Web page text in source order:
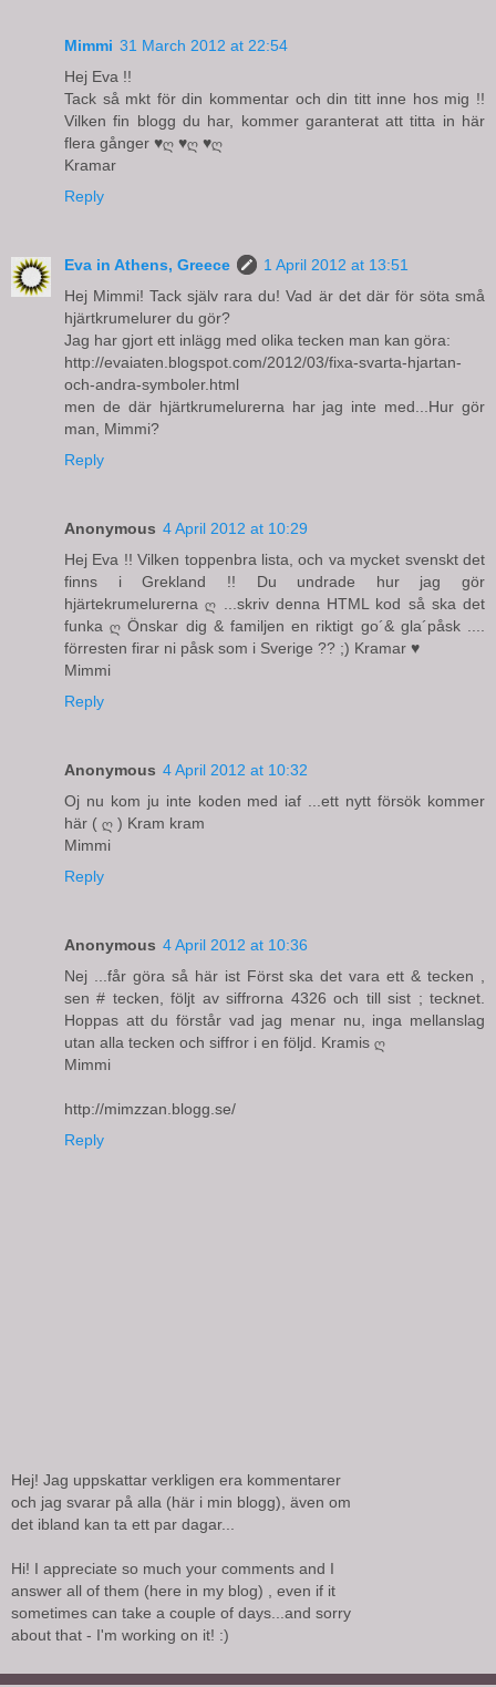
Mimmi 31 March 2012 at 22:54
Hej Eva !!
Tack så mkt för din kommentar och din titt inne hos mig !!
Vilken fin blogg du har, kommer garanterat att titta in här
flera gånger ♥ღ ♥ღ ♥ღ
Kramar
Reply
Eva in Athens, Greece
1 April 2012 at 13:51
Hej Mimmi! Tack själv rara du! Vad är det där för söta små
hjärtkrumelurer du gör?
Jag har gjort ett inlägg med olika tecken man kan göra:
http://evaiaten.blogspot.com/2012/03/fixa-svarta-hjartan-
och-andra-symboler.html
men de där hjärtkrumelurerna har jag inte med...Hur gör
man, Mimmi?
Reply
Anonymous 4 April 2012 at 10:29
Hej Eva !! Vilken toppenbra lista, och va mycket svenskt det
finns i Grekland !! Du undrade hur jag gör
hjärtekrumelurerna ღ ...skriv denna HTML kod så ska det
funka ღ Önskar dig & familjen en riktigt go´& gla´påsk ....
förresten firar ni påsk som i Sverige ?? ;) Kramar ♥
Mimmi
Reply
Anonymous 4 April 2012 at 10:32
Oj nu kom ju inte koden med iaf ...ett nytt försök kommer
här ( ღ ) Kram kram
Mimmi
Reply
Anonymous 4 April 2012 at 10:36
Nej ...får göra så här ist Först ska det vara ett & tecken ,
sen # tecken, följt av siffrorna 4326 och till sist ; tecknet.
Hoppas att du förstår vad jag menar nu, inga mellanslag
utan alla tecken och siffror i en följd. Kramis ღ
Mimmi
http://mimzzan.blogg.se/
Reply
Hej! Jag uppskattar verkligen era kommentarer
och jag svarar på alla (här i min blogg), även om
det ibland kan ta ett par dagar...
Hi! I appreciate so much your comments and I
answer all of them (here in my blog) , even if it
sometimes can take a couple of days...and sorry
about that - I'm working on it! :)